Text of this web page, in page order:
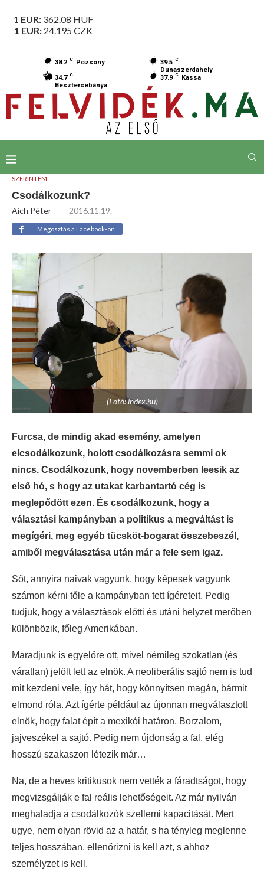
1 EUR: 362.08 HUF
1 EUR: 24.195 CZK
38.2 C Pozsony 39.5 C
Dunaszerdahely
34.7 C
Besztercebánya
37.9 C Kassa
SZERINTEM
Csodálkozunk?
Aich Péter 2016.11.19.
Megosztás a Facebook-on
(Fotó: index.hu)
Furcsa, de mindig akad esemény, amelyen
elcsodálkozunk, holott csodálkozásra semmi ok
nincs. Csodálkozunk, hogy novemberben leesik az
első hó, s hogy az utakat karbantartó cég is
meglepődött ezen. És csodálkozunk, hogy a
választási kampányban a politikus a megváltást is
megígéri, meg egyéb tücsköt-bogarat összebeszél,
amiből megválasztása után már a fele sem igaz.
Sőt, annyira naivak vagyunk, hogy képesek vagyunk
számon kérni tőle a kampányban tett ígéreteit. Pedig
tudjuk, hogy a választások előtti és utáni helyzet merőben
különbözik, főleg Amerikában.
Maradjunk is egyelőre ott, mivel némileg szokatlan (és
váratlan) jelölt lett az elnök. A neoliberális sajtó nem is tud
mit kezdeni vele, így hát, hogy könnyítsen magán, bármit
elmond róla. Azt ígérte például az újonnan megválasztott
elnök, hogy falat épít a mexikói határon. Borzalom,
jajveszékel a sajtó. Pedig nem újdonság a fal, elég
hosszú szakaszon létezik már…
Na, de a heves kritikusok nem vették a fáradtságot, hogy
megvizsgálják e fal reális lehetőségeit. Az már nyilván
meghaladja a csodálkozók szellemi kapacitását. Mert
ugye, nem olyan rövid az a határ, s ha tényleg meglenne
teljes hosszában, ellenőrizni is kell azt, s ahhoz
személyzet is kell.